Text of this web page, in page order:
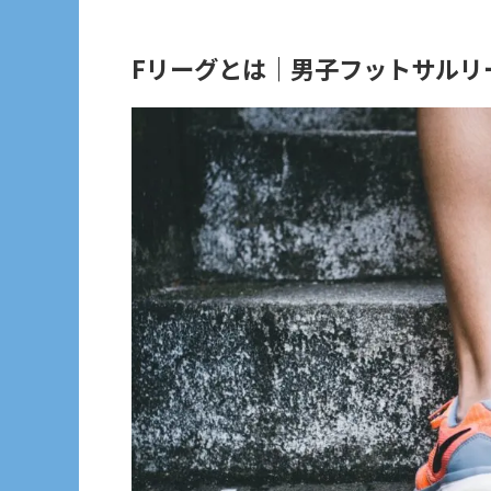
Fリーグとは｜男子フットサルリ